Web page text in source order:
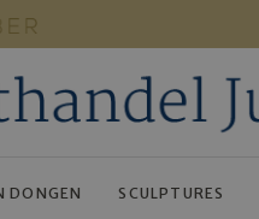
DONGEN SCULPTURES